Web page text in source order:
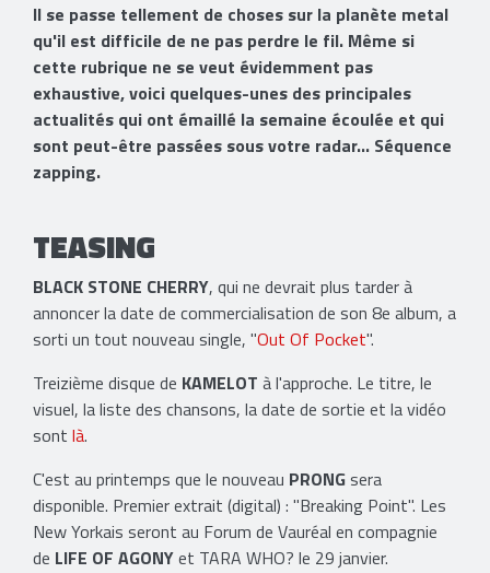
Il se passe tellement de choses sur la planète metal
qu'il est difficile de ne pas perdre le fil. Même si
cette rubrique ne se veut évidemment pas
exhaustive, voici quelques-unes des principales
actualités qui ont émaillé la semaine écoulée et qui
sont peut-être passées sous votre radar... Séquence
zapping.
TEASING
BLACK STONE CHERRY, qui ne devrait plus tarder à
annoncer la date de commercialisation de son 8e album, a
sorti un tout nouveau single, "Out Of Pocket".
Treizième disque de KAMELOT à l'approche. Le titre, le
visuel, la liste des chansons, la date de sortie et la vidéo
sont là.
C'est au printemps que le nouveau PRONGsera
disponible. Premier extrait (digital) : "Breaking Point". Les
New Yorkais seront au Forum de Vauréal en compagnie
de LIFE OF AGONYet TARA WHO? le 29 janvier.